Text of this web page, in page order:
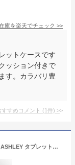
庫を楽天でチェック >>
ットケースです
ッション付きで
す。カラバリ豊
すめコメント (1件) >
【入園入学準備応援クーポン配布中】LAURA ASHLEY タブレット・パソコンケース (11インチ) 小学生 ランドセル 11インチ 汎用 縦型 タブレットケース インナーバッグ クッション ラミネート 撥水 耐衝撃 キッズ 子供 可愛い ポケット 持ち手 通学 小学校 iPad 小学校